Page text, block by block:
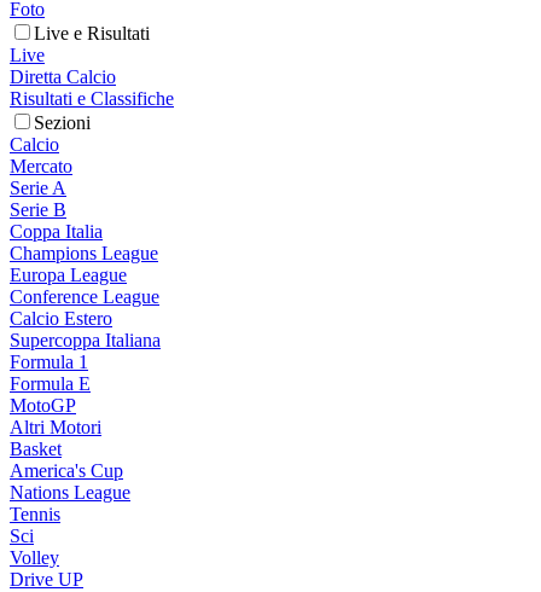
Foto
Live e Risultati
Live
Diretta Calcio
Risultati e Classifiche
Sezioni
Calcio
Mercato
Serie A
Serie B
Coppa Italia
Champions League
Europa League
Conference League
Calcio Estero
Supercoppa Italiana
Formula 1
Formula E
MotoGP
Altri Motori
Basket
America's Cup
Nations League
Tennis
Sci
Volley
Drive UP